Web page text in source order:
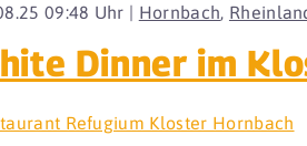
09:48 Uhr | Hornbach,
Dinner im
Refugium Kloster Hornbach